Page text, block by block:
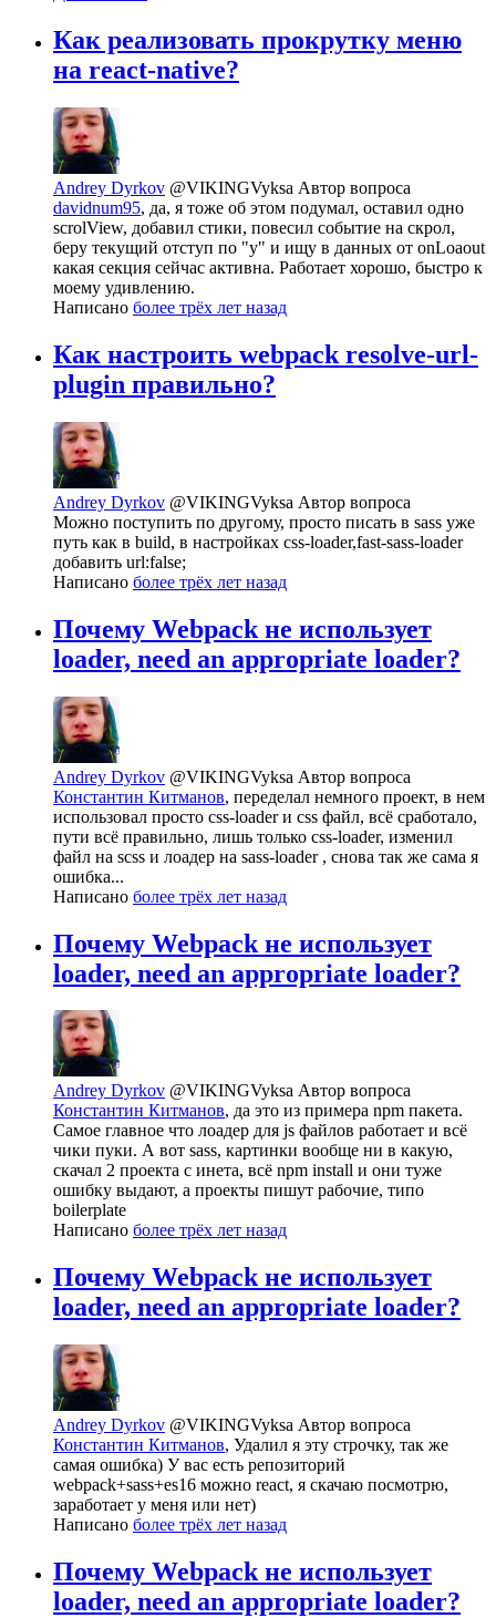
Как реализовать прокрутку меню
на react-native?
Andrey Dyrkov @VIKINGVyksa Автор вопроса
davidnum95, да, я тоже об этом подумал, оставил одно
scrolView, добавил стики, повесил событие на скрол,
беру текущий отступ по "y" и ищу в данных от onLoaout
какая секция сейчас активна. Работает хорошо, быстро к
моему удивлению.
Написано более трёх лет назад
Как настроить webpack resolve-url-
plugin правильно?
Andrey Dyrkov @VIKINGVyksa Автор вопроса
Можно поступить по другому, просто писать в sass уже
путь как в build, в настройках css-loader,fast-sass-loader
добавить url:false;
Написано более трёх лет назад
Почему Webpack не использует
loader, need an appropriate loader?
Andrey Dyrkov @VIKINGVyksa Автор вопроса
Константин Китманов, переделал немного проект, в нем
использовал просто css-loader и css файл, всё сработало,
пути всё правильно, лишь только css-loader, изменил
файл на scss и лоадер на sass-loader , снова так же сама я
ошибка...
Написано более трёх лет назад
Почему Webpack не использует
loader, need an appropriate loader?
Andrey Dyrkov @VIKINGVyksa Автор вопроса
Константин Китманов, да это из примера npm пакета.
Самое главное что лоадер для js файлов работает и всё
чики пуки. А вот sass, картинки вообще ни в какую,
скачал 2 проекта с инета, всё npm install и они туже
ошибку выдают, а проекты пишут рабочие, типо
boilerplate
Написано более трёх лет назад
Почему Webpack не использует
loader, need an appropriate loader?
Andrey Dyrkov @VIKINGVyksa Автор вопроса
Константин Китманов, Удалил я эту строчку, так же
самая ошибка) У вас есть репозиторий
webpack+sass+es16 можно react, я скачаю посмотрю,
заработает у меня или нет)
Написано более трёх лет назад
Почему Webpack не использует
loader, need an appropriate loader?